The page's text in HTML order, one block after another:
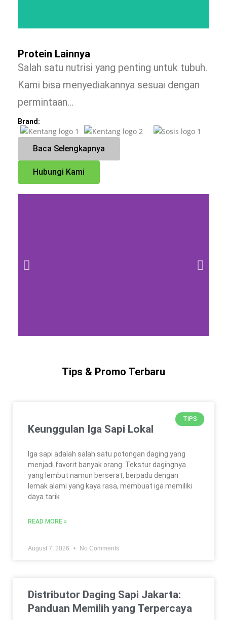
Protein Lainnya
Salah satu nutrisi yang penting untuk tubuh.
Kami bisa menyediakannya sesuai dengan
permintaan…
Brand:
Baca Selengkapnya
Hubungi Kami
Tips & Promo Terbaru
TIPS
Keunggulan Iga Sapi Lokal
Iga sapi adalah salah satu potongan daging yang
menjadi favorit banyak orang. Tekstur dagingnya
yang lembut namun berserat, berpadu dengan
lemak alami yang kaya rasa, membuat iga memiliki
daya tarik
READ MORE »
August 7, 2026 No Comments
Distributor Daging Sapi Jakarta:
Panduan Memilih yang Terpercaya